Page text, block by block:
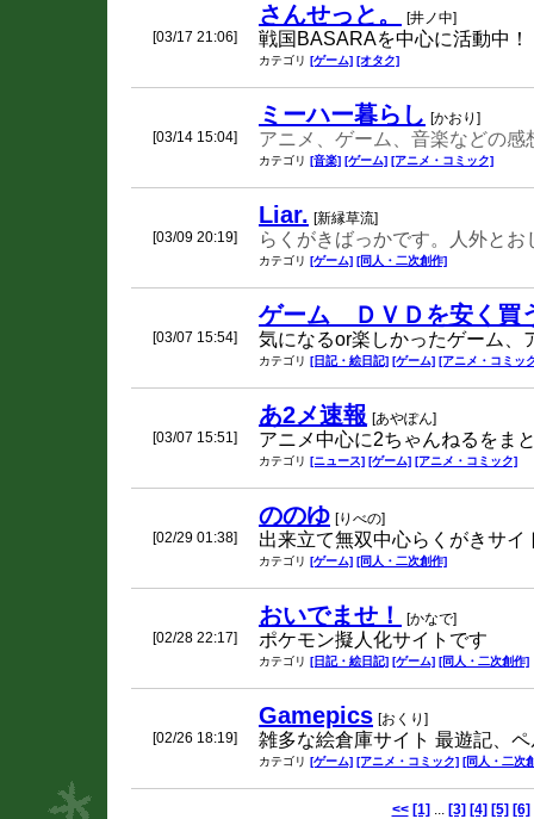
[03/17 21:06]
さんせっと。 [井ノ中]
戦国BASARAを中心に活動中
カテゴリ [ゲーム] [オタク]
[03/14 15:04]
ミーハー暮らし [かおり]
アニメ、ゲーム、音楽などの
カテゴリ [音楽] [ゲーム] [アニメ・コミック]
[03/09 20:19]
Liar. [新縁草流]
らくがきばっかです。人外と
カテゴリ [ゲーム] [同人・二次創作]
[03/07 15:54]
ゲーム ＤＶＤを安く買
気になるor楽しかったゲーム、
カテゴリ [日記・絵日記] [ゲーム] [アニメ・コミッ
[03/07 15:51]
あ2メ速報 [あやぽん]
アニメ中心に2ちゃんねるをま
カテゴリ [ニュース] [ゲーム] [アニメ・コミック]
[02/29 01:38]
ののゆ [りべの]
出来立て無双中心らくがきサ
カテゴリ [ゲーム] [同人・二次創作]
[02/28 22:17]
おいでませ！ [かなで]
ポケモン擬人化サイトです
カテゴリ [日記・絵日記] [ゲーム] [同人・二次創作]
[02/26 18:19]
Gamepics [おくり]
雑多な絵倉庫サイト 最遊記、
カテゴリ [ゲーム] [アニメ・コミック] [同人・二次
<< [1] ... [3] [4] [5] [6]